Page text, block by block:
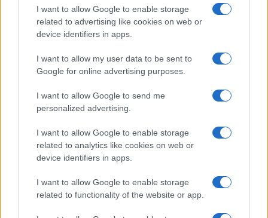
I want to allow Google to enable storage
related to advertising like cookies on web or
device identifiers in apps.
I want to allow my user data to be sent to
Google for online advertising purposes.
I want to allow Google to send me
personalized advertising.
I want to allow Google to enable storage
related to analytics like cookies on web or
device identifiers in apps.
I want to allow Google to enable storage
related to functionality of the website or app.
chiave dell’acqua della maggioranza che sostiene
Palazzo Chigi e la forza di un governo che non ha
paura di fare della paura la sua forza. Nella
subcultura illiberale gli stessi istituti liberali
diventano strumenti per difendere i nemici della
È questacultura illiberalela colla che lega in
modo naturale Salvini e Di Maio. Chi attende che i
destra e a sinistra attende invano e rischia solo di
essere giustiziato dal governo. Non è un crimine